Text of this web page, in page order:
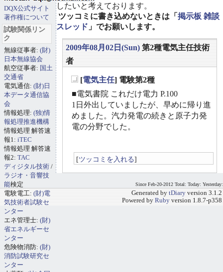
したいと考えております。
ツッコミに書き込めないときは「 掲示板 雑談
スレッド 」でお願いします。
2009年08月02日(Sun) 第2種電気主任技術
者
[電気主任] 電験第2種
■電気書院 これだけ電力 P.100
1日外出していましたが、早めに帰り進
めました。汽力発電の続きと原子力発
電の分野でした。
[ツッコミを入れる]
DQX公式サイト
著作権について
試験関係リン
ク
無線従事者: (財)
日本無線協会
航空従事者: 国土
交通省
電気通信: (財)日
本データ通信協
会
情報処理: (独)情
報処理推進機構
情報処理 解答速
報1: iTEC
情報処理 解答速
報2: TAC
ディジタル技術 /
ラジオ・音響技
能検定
電験電工: (財)電
気技術者試験セ
ンター
エネ管理士: (財)
省エネルギーセ
ンター
危険物消防: (財)
消防試験研究セ
ンター
Since Feb-20-2012 Total: Today: Yesterday:
Generated by tDiary version 3.1.2
Powered by Ruby version 1.8.7-p358